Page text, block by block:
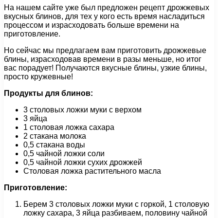
На нашем сайте уже был предложен рецепт дрожжевых
вкусных блинов, для тех у кого есть время насладиться
процессом и израсходовать больше времени на
приготовление.
Но сейчас мы предлагаем вам приготовить дрожжевые
блины, израсходовав времени в разы меньше, но итог
вас порадует! Получаются вкусные блины, узкие блины,
просто кружевные!
Продукты для блинов:
3 столовых ложки муки с верхом
3 яйца
1 столовая ложка сахара
2 стакана молока
0,5 стакана воды
0,5 чайной ложки соли
0,5 чайной ложки сухих дрожжей
Столовая ложка растительного масла
Приготовление:
Берем 3 столовых ложки муки с горкой, 1 столовую
ложку сахара, 3 яйца разбиваем, половину чайной